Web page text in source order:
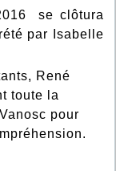
se clôtura
par Isabelle
René
toute la
pour